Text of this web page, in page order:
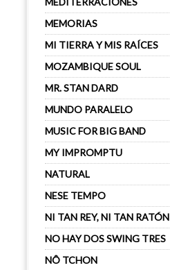
MEMORIAS
MI TIERRA Y MIS RAÍCES
MOZAMBIQUE SOUL
MR. STAN DARD
MUNDO PARALELO
MUSIC FOR BIG BAND
MY IMPROMPTU
NATURAL
NESE TEMPO
NI TAN REY, NI TAN RATÓN
NO HAY DOS SWING TRES
NÔ TCHON